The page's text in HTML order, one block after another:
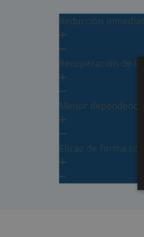
Reducción
Recuperación de
Menor
Eficaz de forma